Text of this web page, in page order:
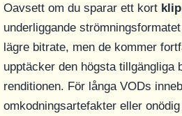
Oavsett om du sparar ett kort
underliggande
lägre bitrate, men de kommer
upptäcker den högsta
renditionen. För långa VODs
omkodningsartefakter eller